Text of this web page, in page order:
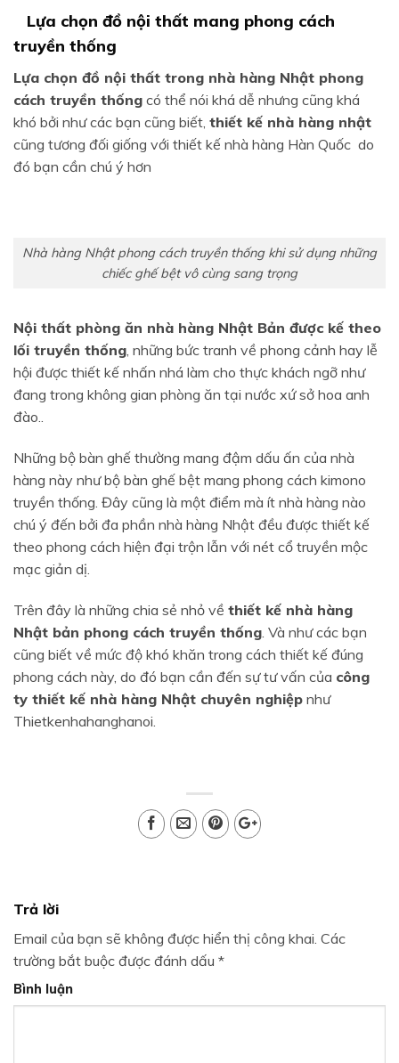
Lựa chọn đồ nội thất mang phong cách
truyền thống
Lựa chọn đồ nội thất trong nhà hàng Nhật phong
cách truyền thống có thể nói khá dễ nhưng cũng khá
khó bởi như các bạn cũng biết, thiết kế nhà hàng nhật
cũng tương đối giống với thiết kế nhà hàng Hàn Quốc do
đó bạn cần chú ý hơn
Nhà hàng Nhật phong cách truyền thống khi sử dụng những
chiếc ghế bệt vô cùng sang trọng
Nội thất phòng ăn nhà hàng Nhật Bản được kế theo
lối truyền thống, những bức tranh về phong cảnh hay lễ
hội được thiết kế nhấn nhá làm cho thực khách ngỡ như
đang trong không gian phòng ăn tại nước xứ sở hoa anh
đào..
Những bộ bàn ghế thường mang đậm dấu ấn của nhà
hàng này như bộ bàn ghế bệt mang phong cách kimono
truyền thống. Đây cũng là một điểm mà ít nhà hàng nào
chú ý đến bởi đa phần nhà hàng Nhật đều được thiết kế
theo phong cách hiện đại trộn lẫn với nét cổ truyền mộc
mạc giản dị.
Trên đây là những chia sẻ nhỏ về thiết kế nhà hàng
Nhật bản phong cách truyền thống. Và như các bạn
cũng biết về mức độ khó khăn trong cách thiết kế đúng
phong cách này, do đó bạn cần đến sự tư vấn của công
ty thiết kế nhà hàng Nhật chuyên nghiệp như
Thietkenhahanghanoi.
Trả lời
Email của bạn sẽ không được hiển thị công khai. Các
trường bắt buộc được đánh dấu *
Bình luận